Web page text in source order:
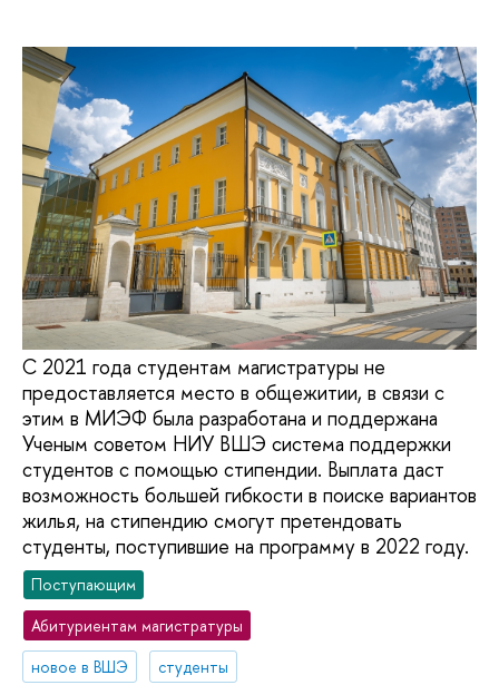
С 2021 года студентам магистратуры не
предоставляется место в общежитии, в связи с
этим в МИЭФ была разработана и поддержана
Ученым советом НИУ ВШЭ система поддержки
студентов с помощью стипендии. Выплата даст
возможность большей гибкости в поиске вариантов
жилья, на стипендию смогут претендовать
студенты, поступившие на программу в 2022 году.
Поступающим
Абитуриентам магистратуры
новое в ВШЭ
студенты